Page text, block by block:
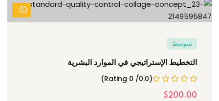
متوسط
التخطيط الإستراتيجي في الموارد البشرية
(0.0/ 0 Rating)
$200.00